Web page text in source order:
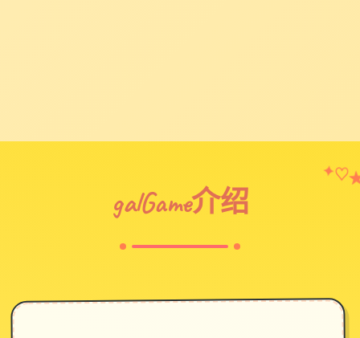
galGame介绍
✦ ♡